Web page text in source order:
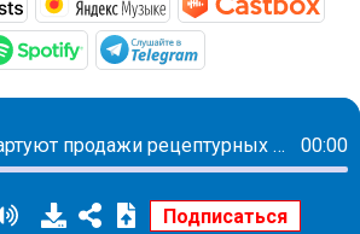
https://open.spotify.com/
В России стартуют продажи рецептурных лекарств по интернету 00:00